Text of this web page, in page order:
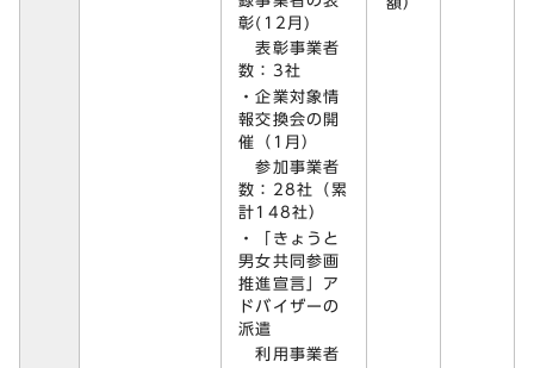
彰(12月)
表彰事業者
数：3社
・企業対象情
報交換会の開
催（1月）
参加事業者
数：28社（累
計148社）
・「きょうと
男女共同参画
推進宣言」ア
ドバイザーの
派遣
利用事業者